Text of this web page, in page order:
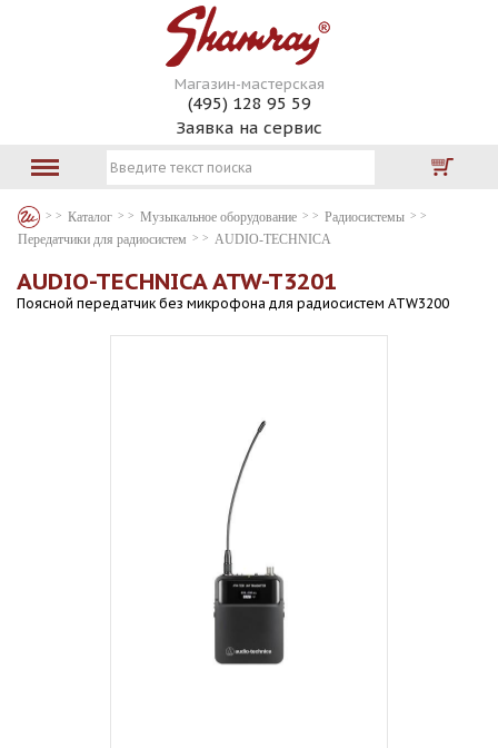
Магазин-мастерская
(495) 128 95 59
Заявка на сервис
Каталог Музыкальное оборудование
Радиосистемы
Передатчики для радиосистем
AUDIO-TECHNICA
AUDIO-TECHNICA ATW-T3201
Поясной передатчик без микрофона для радиосистем ATW3200